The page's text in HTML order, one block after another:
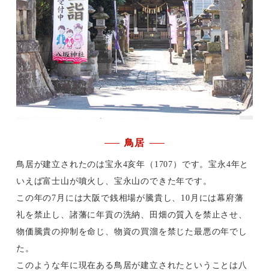
鳥居
鳥居が建立されたのは宝永4亥年（1707）です。宝永4年と
いえば富士山が噴火し、宝永山のできた年です。
この年の7月には大阪で銭相場が騰貴し、10月には幕府藩
礼を禁止し、諸藩に年貢の洗納、田畑の質入を禁止させ、
物価騰貴の抑制を命じ、物資の買溜を禁じた最悪の年でし
た。
このような年に現在ある鳥居が建立されたということは八